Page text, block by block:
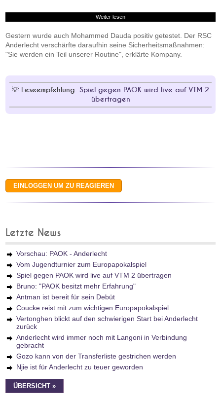
Weiter lesen
Gestern wurde auch Mohammed Dauda positiv getestet. Der RSC
Anderlecht verschärfte daraufhin seine Sicherheitsmaßnahmen:
"Sie werden ein Teil unserer Routine", erklärte Kompany.
Leseempfehlung: Spiel gegen PAOK wird live auf VTM 2
übertragen
Letzte News
Vorschau: PAOK - Anderlecht
Vom Jugendturnier zum Europapokalspiel
Spiel gegen PAOK wird live auf VTM 2 übertragen
Bruno: "PAOK besitzt mehr Erfahrung"
Antman ist bereit für sein Debüt
Coucke reist mit zum wichtigen Europapokalspiel
Vertonghen blickt auf den schwierigen Start bei Anderlecht
zurück
Anderlecht wird immer noch mit Langoni in Verbindung
gebracht
Gozo kann von der Transferliste gestrichen werden
Njie ist für Anderlecht zu teuer geworden
ÜBERSICHT »